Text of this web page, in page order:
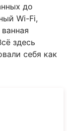
до
Wi-Fi,
здесь
себя как